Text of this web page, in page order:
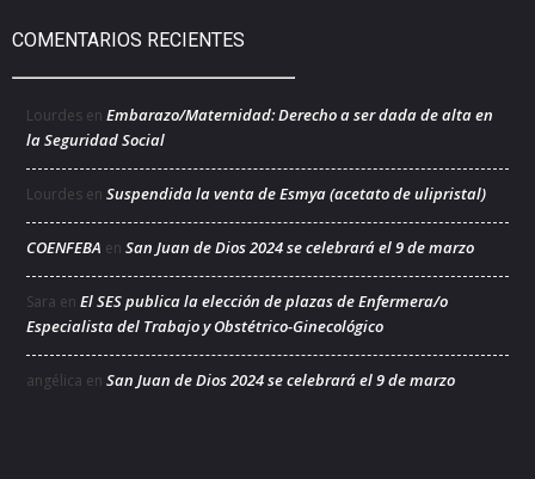
COMENTARIOS RECIENTES
Lourdes en Embarazo/Maternidad: Derecho a ser dada de alta en
la Seguridad Social
Lourdes en Suspendida la venta de Esmya (acetato de ulipristal)
COENFEBA en San Juan de Dios 2024 se celebrará el 9 de marzo
Sara en El SES publica la elección de plazas de Enfermera/o
Especialista del Trabajo y Obstétrico-Ginecológico
angélica en San Juan de Dios 2024 se celebrará el 9 de marzo